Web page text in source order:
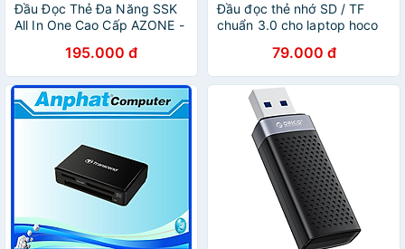
Đầu Đọc Thẻ Đa Năng SSK
All In One Cao Cấp AZONE -
195.000 đ
Đầu đọc thẻ nhớ SD / TF
chuẩn 3.0 cho laptop hoco
79.000 đ